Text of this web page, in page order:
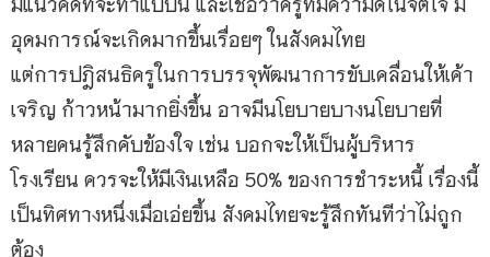
อุดมการณ์จะเกิดมากขึ้นเรื่อยๆ ในสังคมไทย
แต่การปฎิสนธิครูในการบรรจุพัฒนาการขับเคลื่อนให้เค้า
เจริญ ก้าวหน้ามากยิ่งขึ้น อาจมีนโยบายบางนโยบายที่
หลายคนรู้สึกคับข้องใจ เช่น บอกจะให้เป็นผู้บริหาร
โรงเรียน ควรจะให้มีเงินเหลือ 50% ของการชำระหนี้ เรื่องนี้
เป็นทิศทางหนึ่งเมื่อเอ่ยขึ้น สังคมไทยจะรู้สึกทันทีว่าไม่ถูก
ต้อง